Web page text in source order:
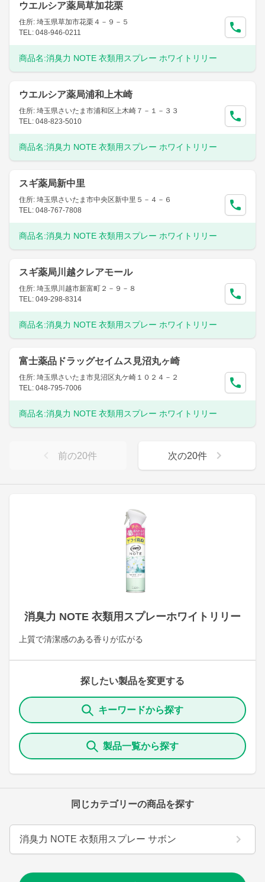
消臭力 NOTE 衣類用スプレーホワイトリリー
上質で清潔感のある香りが広がる
探したい製品を変更する
キーワードから探す
製品一覧から探す
同じカテゴリーの商品を探す
消臭力 NOTE 衣類用スプレー サボン
ウエルシア薬局草加花栗
住所: 埼玉県草加市花栗４－９－５
TEL: 048-946-0211
商品名:消臭力 NOTE 衣類用スプレー ホワイトリリー
ウエルシア薬局浦和上木崎
住所: 埼玉県さいたま市浦和区上木崎７－１－３３
TEL: 048-823-5010
商品名:消臭力 NOTE 衣類用スプレー ホワイトリリー
スギ薬局新中里
住所: 埼玉県さいたま市中央区新中里５－４－６
TEL: 048-767-7808
商品名:消臭力 NOTE 衣類用スプレー ホワイトリリー
スギ薬局川越クレアモール
住所: 埼玉県川越市新富町２－９－８
TEL: 049-298-8314
商品名:消臭力 NOTE 衣類用スプレー ホワイトリリー
富士薬品ドラッグセイムス見沼丸ヶ崎
住所: 埼玉県さいたま市見沼区丸ケ崎１０２４－２
TEL: 048-795-7006
商品名:消臭力 NOTE 衣類用スプレー ホワイトリリー
前の20件 次の20件